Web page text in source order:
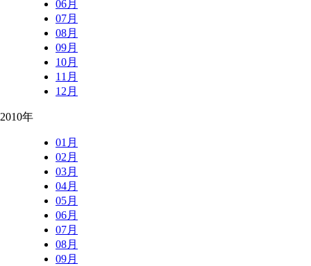
06月
07月
08月
09月
10月
11月
12月
2010年
01月
02月
03月
04月
05月
06月
07月
08月
09月